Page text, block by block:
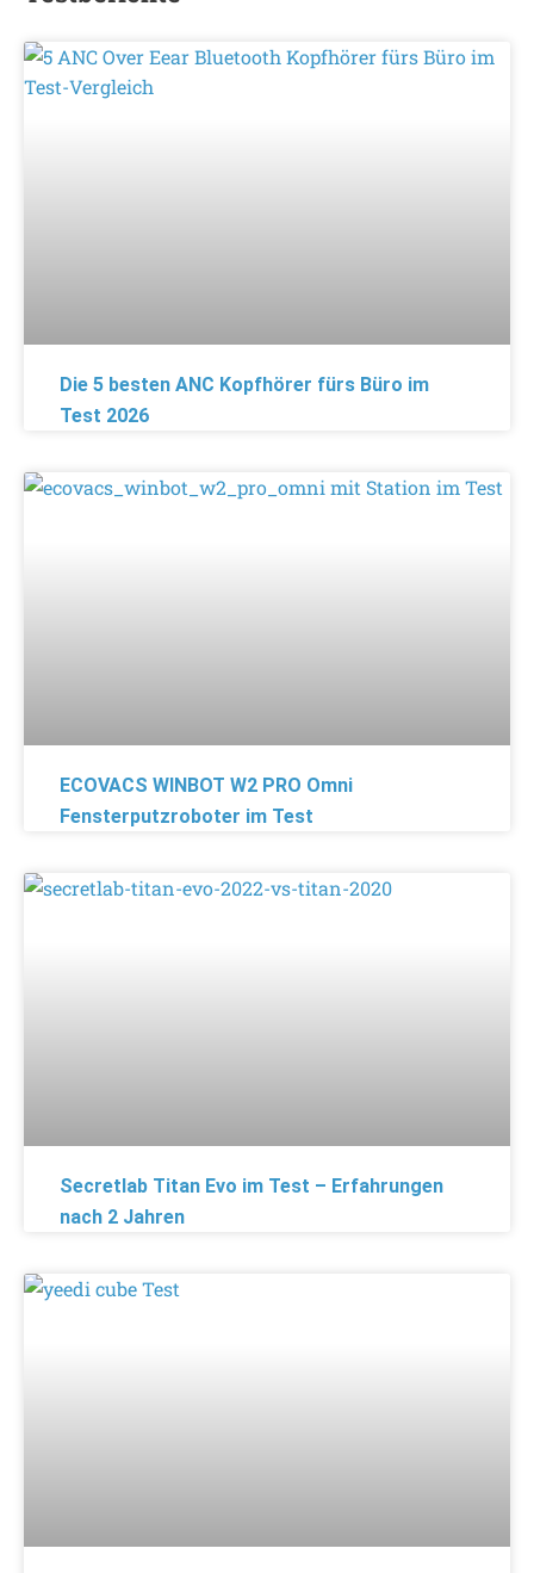
Die 5 besten ANC Kopfhörer fürs Büro im
Test 2026
ECOVACS WINBOT W2 PRO Omni
Fensterputzroboter im Test
Secretlab Titan Evo im Test – Erfahrungen
nach 2 Jahren